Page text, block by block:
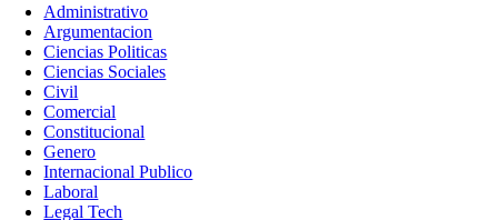
Administrativo
Argumentacion
Ciencias Politicas
Ciencias Sociales
Civil
Comercial
Constitucional
Genero
Internacional Publico
Laboral
Legal Tech